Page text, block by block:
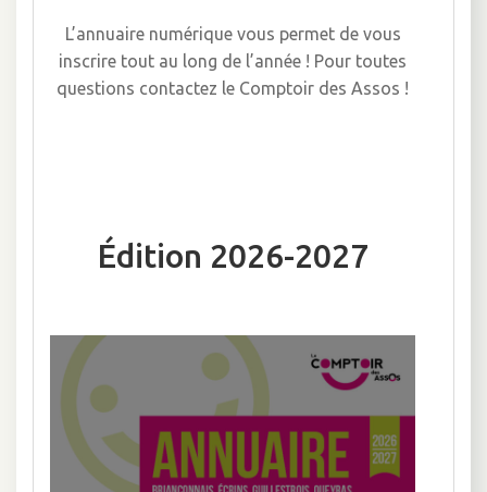
L’annuaire numérique vous permet de vous
inscrire tout au long de l’année ! Pour toutes
questions contactez le Comptoir des Assos !
Édition 2026-2027